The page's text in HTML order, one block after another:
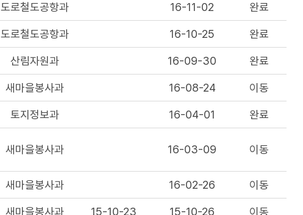
도로철도공항과 16-11-02 완료
도로철도공항과 16-10-25 완료
산림자원과 16-09-30 완료
새마을봉사과 16-08-24 이동
토지정보과 16-04-01 완료
새마을봉사과 16-03-09 이동
새마을봉사과 16-02-26 이동
새마을봉사과 15-10-23 15-10-26 이동